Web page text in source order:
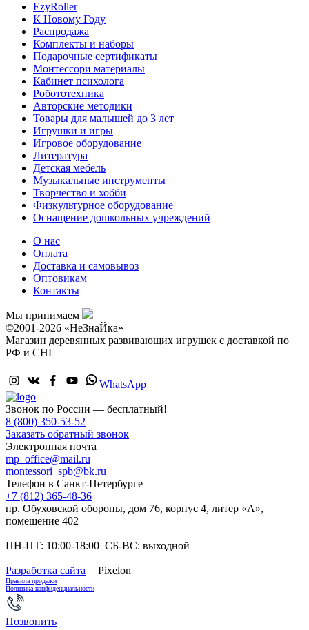
EzyRoller
К Новому Году
Распродажа
Комплекты и наборы
Подарочные сертификаты
Монтессори материалы
Кабинет психолога
Робототехника
Авторские методики
Товары для малышей до 3 лет
Игрушки и игры
Игровое оборудование
Литература
Детская мебель
Музыкальные инструменты
Творчество и хобби
Физкультурное оборудование
Оснащение дошкольных учреждений
О нас
Оплата
Доставка и самовывоз
Оптовикам
Контакты
Мы принимаем
©2001-2026 «НеЗнаЙка»
Магазин деревянных развивающих игрушек с доставкой по
РФ и СНГ
WhatsApp
Звонок по России — бесплатный!
8 (800) 350-53-52
Заказать обратный звонок
Электронная почта
mp_office@mail.ru
montessori_spb@bk.ru
Телефон в Санкт-Петербурге
+7 (812) 365-48-36
пр. Обуховской обороны, дом 76, корпус 4, литер «А»,
помещение 402
ПН-ПТ: 10:00-18:00 СБ-ВС: выходной
Разработка сайта Pixelon
Правила продажи
Политика конфиденциальности
Позвонить